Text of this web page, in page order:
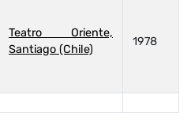
Teatro Oriente,
Santiago (Chile)
1978